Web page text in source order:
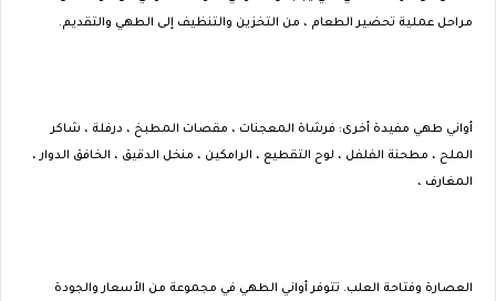
مراحل عملية تحضير الطعام ، من التخزين والتنظيف إلى الطهي والتقديم.
أواني طهي مفيدة أخرى: فرشاة المعجنات ، مقصات المطبخ ، درفلة ، شاكر
الملح ، مطحنة الفلفل ، لوح التقطيع ، الرامكين ، منخل الدقيق ، الخافق الدوار ،
المغارف ،
العصارة وفتاحة العلب. تتوفر أواني الطهي في مجموعة من الأسعار والجودة